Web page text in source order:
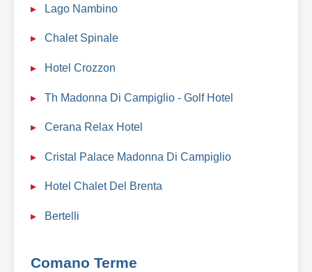
Lago Nambino
Chalet Spinale
Hotel Crozzon
Th Madonna Di Campiglio - Golf Hotel
Cerana Relax Hotel
Cristal Palace Madonna Di Campiglio
Hotel Chalet Del Brenta
Bertelli
Comano Terme